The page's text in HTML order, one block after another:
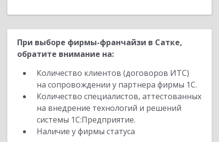
При выборе фирмы-франчайзи в Сатке,
обратите внимание на:
Количество клиентов (договоров ИТС)
на сопровождении у партнера фирмы 1С.
Количество специалистов, аттестованных
на внедрение технологий и решений
системы 1С:Предприятие.
Наличие у фирмы статуса